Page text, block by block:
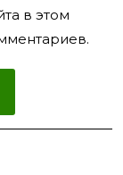
в этом